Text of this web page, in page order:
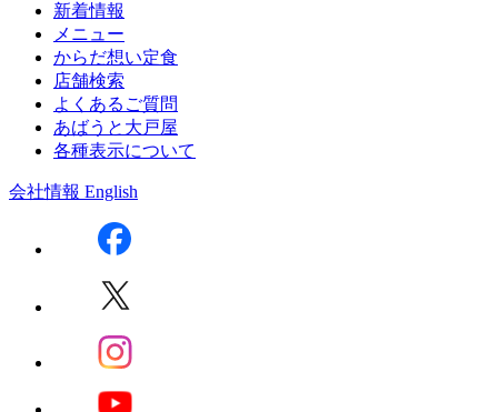
新着情報
メニュー
からだ想い定食
店舗検索
よくあるご質問
あばうと大戸屋
各種表示について
会社情報 English